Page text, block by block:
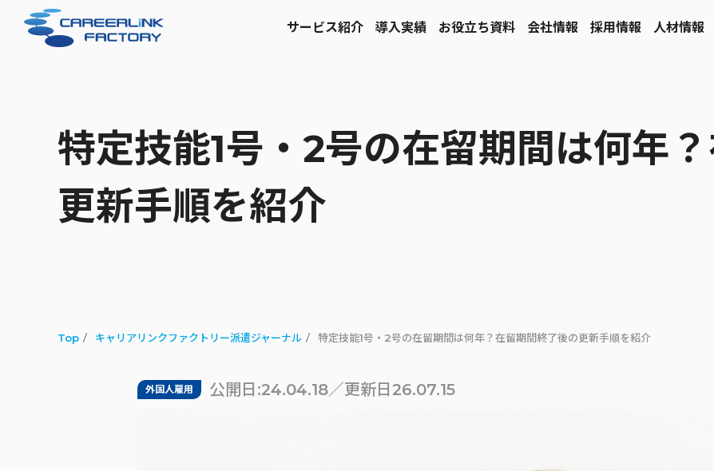
サービス紹介 導入実績 お役立ち資料 会社情報 採用情報 人材情報
特定技能1号・2号の在留期間は何年
更新手順を紹介
Top キャリアリンクファクトリー派遣ジャーナル 特定技能1号・2号の在留期間は何年？在留期間終了後の更新手順を紹介
外国人雇用 公開日:24.04.18／更新日26.07.15